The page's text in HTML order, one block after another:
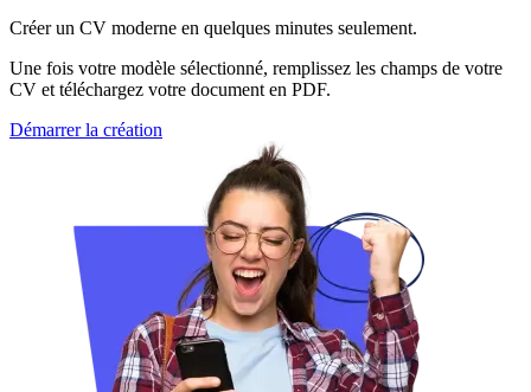
Créer un CV moderne en quelques minutes seulement.
Une fois votre modèle sélectionné, remplissez les champs de votre
CV et téléchargez votre document en PDF.
Démarrer la création